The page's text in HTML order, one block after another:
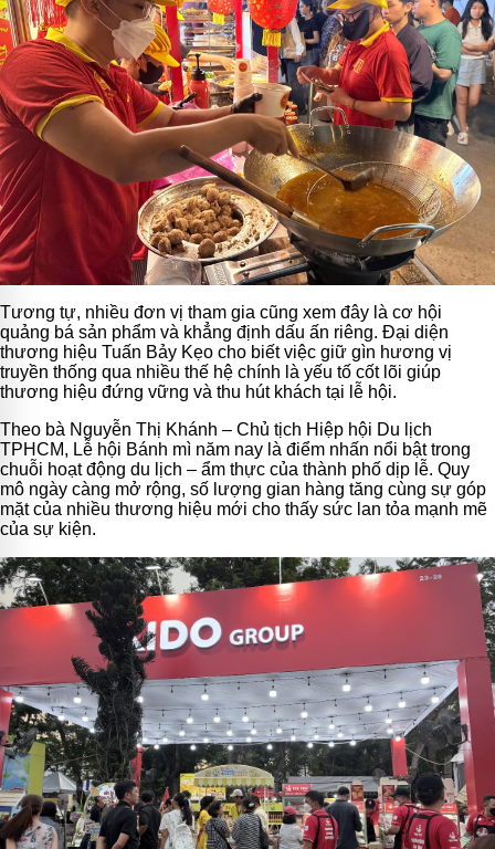
Tương tự, nhiều đơn vị tham gia cũng xem đây là cơ hội
quảng bá sản phẩm và khẳng định dấu ấn riêng. Đại diện
thương hiệu Tuấn Bảy Kẹo cho biết việc giữ gìn hương vị
truyền thống qua nhiều thế hệ chính là yếu tố cốt lõi giúp
thương hiệu đứng vững và thu hút khách tại lễ hội.
Theo bà Nguyễn Thị Khánh – Chủ tịch Hiệp hội Du lịch
TPHCM, Lễ hội Bánh mì năm nay là điểm nhấn nổi bật trong
chuỗi hoạt động du lịch – ẩm thực của thành phố dịp lễ. Quy
mô ngày càng mở rộng, số lượng gian hàng tăng cùng sự góp
mặt của nhiều thương hiệu mới cho thấy sức lan tỏa mạnh mẽ
của sự kiện.